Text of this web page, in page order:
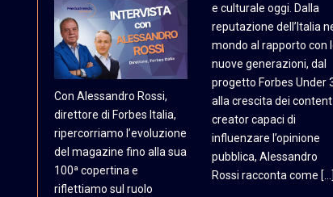
Con Alessandro Rossi,
direttore di Forbes Italia,
ripercorriamo l’evoluzione
del magazine fino alla sua
100ª copertina e
riflettiamo sul ruolo
e culturale oggi. Dalla
reputazione dell’Italia
mondo al rapporto con
nuove generazioni, dal
progetto Forbes Under
alla crescita dei content
creator capaci di
influenzare l’opinione
pubblica, Alessandro
Rossi racconta come